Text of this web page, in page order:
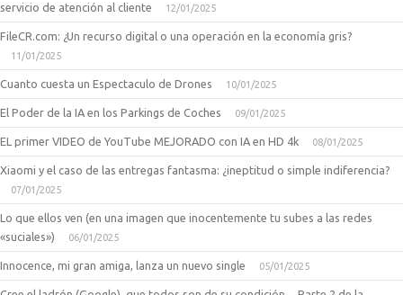
servicio de atención al cliente
12/01/2025
FileCR.com: ¿Un recurso digital o una operación en la economía gris?
11/01/2025
Cuanto cuesta un Espectaculo de Drones 10/01/2025
El Poder de la IA en los Parkings de Coches 09/01/2025
EL primer VIDEO de YouTube MEJORADO con IA en HD 4k 08/01/2025
Xiaomi y el caso de las entregas fantasma: ¿ineptitud o simple indiferencia?
07/01/2025
Lo que ellos ven (en una imagen que inocentemente tu subes a las redes
«suciales»)
06/01/2025
Innocence, mi gran amiga, lanza un nuevo single 05/01/2025